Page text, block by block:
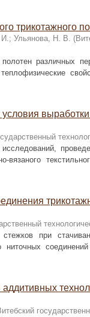
трикотажного
И.; Ульянова, Н. В. (
различных
выработки
вязаного
при